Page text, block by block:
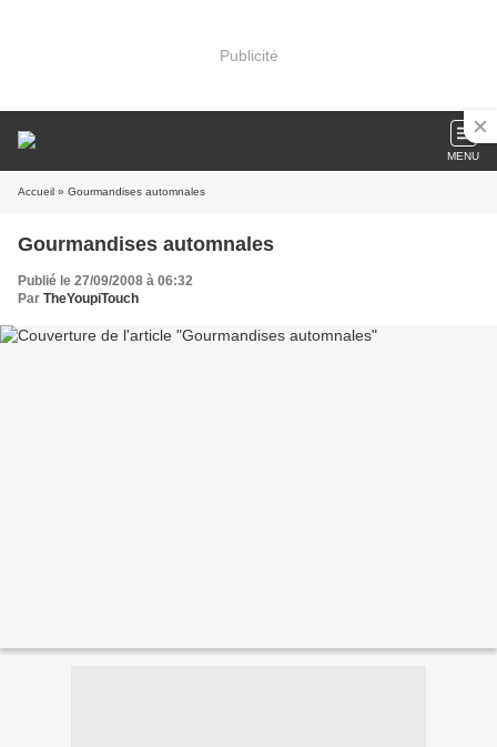
Publicité
MENU
Accueil » Gourmandises automnales
Gourmandises automnales
Publié le 27/09/2008 à 06:32
Par TheYoupiTouch